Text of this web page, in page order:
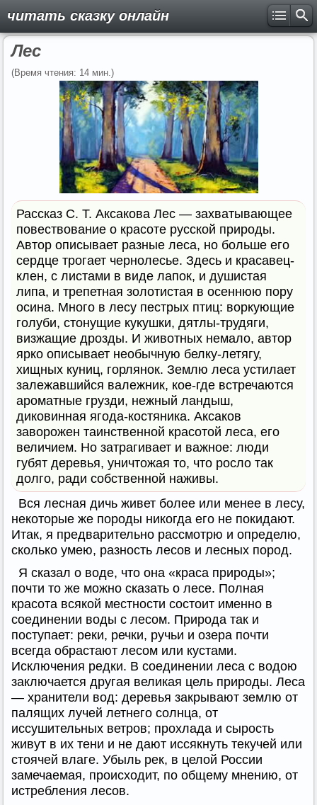
читать сказку онлайн
Лес
(Время чтения: 14 мин.)
Рассказ С. Т. Аксакова Лес — захватывающее
повествование о красоте русской природы.
Автор описывает разные леса, но больше его
сердце трогает чернолесье. Здесь и красавец-
клен, с листами в виде лапок, и душистая
липа, и трепетная золотистая в осеннюю пору
осина. Много в лесу пестрых птиц: воркующие
голуби, стонущие кукушки, дятлы-трудяги,
визжащие дрозды. И животных немало, автор
ярко описывает необычную белку-летягу,
хищных куниц, горлянок. Землю леса устилает
залежавшийся валежник, кое-где встречаются
ароматные грузди, нежный ландыш,
диковинная ягода-костяника. Аксаков
заворожен таинственной красотой леса, его
величием. Но затрагивает и важное: люди
губят деревья, уничтожая то, что росло так
долго, ради собственной наживы.
Вся лесная дичь живет более или менее в лесу,
некоторые же породы никогда его не покидают.
Итак, я предварительно рассмотрю и определю,
сколько умею, разность лесов и лесных пород.
Я сказал о воде, что она «краса природы»;
почти то же можно сказать о лесе. Полная
красота всякой местности состоит именно в
соединении воды с лесом. Природа так и
поступает: реки, речки, ручьи и озера почти
всегда обрастают лесом или кустами.
Исключения редки. В соединении леса с водою
заключается другая великая цель природы. Леса
— хранители вод: деревья закрывают землю от
палящих лучей летнего солнца, от
иссушительных ветров; прохлада и сырость
живут в их тени и не дают иссякнуть текучей или
стоячей влаге. Убыль рек, в целой России
замечаемая, происходит, по общему мнению, от
истребления лесов.